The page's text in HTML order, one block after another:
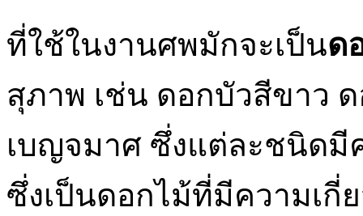
ที่ใช้ในงานศพมักจะเป็นด
สุภาพ เช่น ดอกบัวสีขาว
เบญจมาศ ซึ่งแต่ละชนิดมี
ซึ่งเป็นดอกไม้ที่มีความเกี่